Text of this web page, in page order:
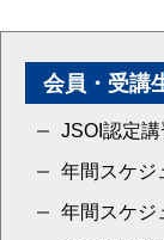
会員・受講
JSOI認定
年間スケジ
年間スケジ